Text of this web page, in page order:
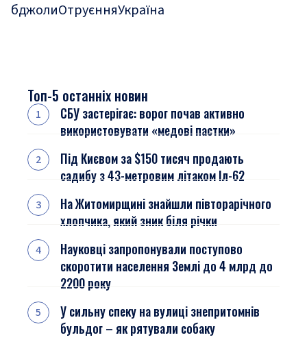
бджолиОтруєнняУкраїна
Топ-5 останніх новин
СБУ застерігає: ворог почав активно
використовувати «медові пастки»
Під Києвом за $150 тисяч продають
садибу з 43-метровим літаком Іл-62
На Житомирщині знайшли півторарічного
хлопчика, який зник біля річки
Науковці запропонували поступово
скоротити населення Землі до 4 млрд до
2200 року
У сильну спеку на вулиці знепритомнів
бульдог – як рятували собаку